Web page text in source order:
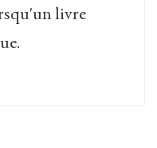
livre